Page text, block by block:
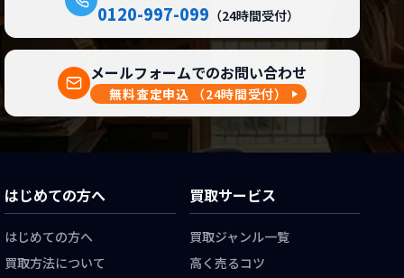
0120-997-099 （24時間受付）
メールフォームでのお問い合わせ
無料査定申込 （24時間受付）
はじめての方へ
はじめての方へ
買取方法について
買取サービス
買取ジャンル一覧
高く売るコツ